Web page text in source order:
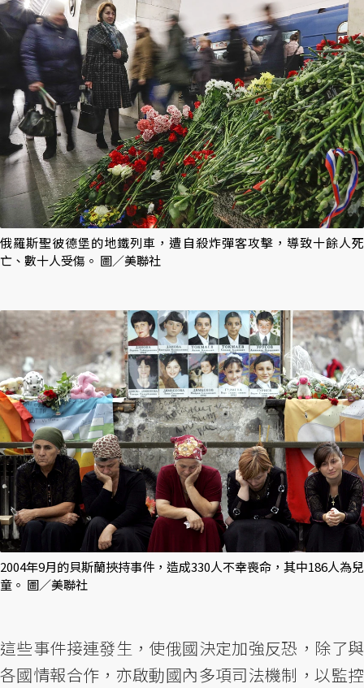
俄羅斯聖彼德堡的地鐵列車，遭自殺炸彈客攻擊，導致十餘人死
亡、數十人受傷。 圖／美聯社
2004年9月的貝斯蘭挾持事件，造成330人不幸喪命，其中186人為兒
童。 圖／美聯社
這些事件接連發生，使俄國決定加強反恐，除了與
各國情報合作，亦啟動國內多項司法機制，以監控